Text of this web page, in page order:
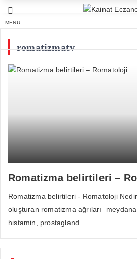
MENÜ
romatizmatv
Romatizma belirtileri –
Romatizma belirtileri - Romatoloji
oluşturan romatizma ağrıları meydana
histamin, prostagland...